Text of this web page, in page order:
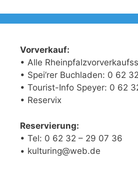
Vorverkauf:
• Alle
• Spei’rer Buchladen: 0 62
• Tourist-Info Speyer: 0 62
• Reservix
Reservierung:
• Tel: 0 62 32 – 29 07 36
• kulturing@web.de